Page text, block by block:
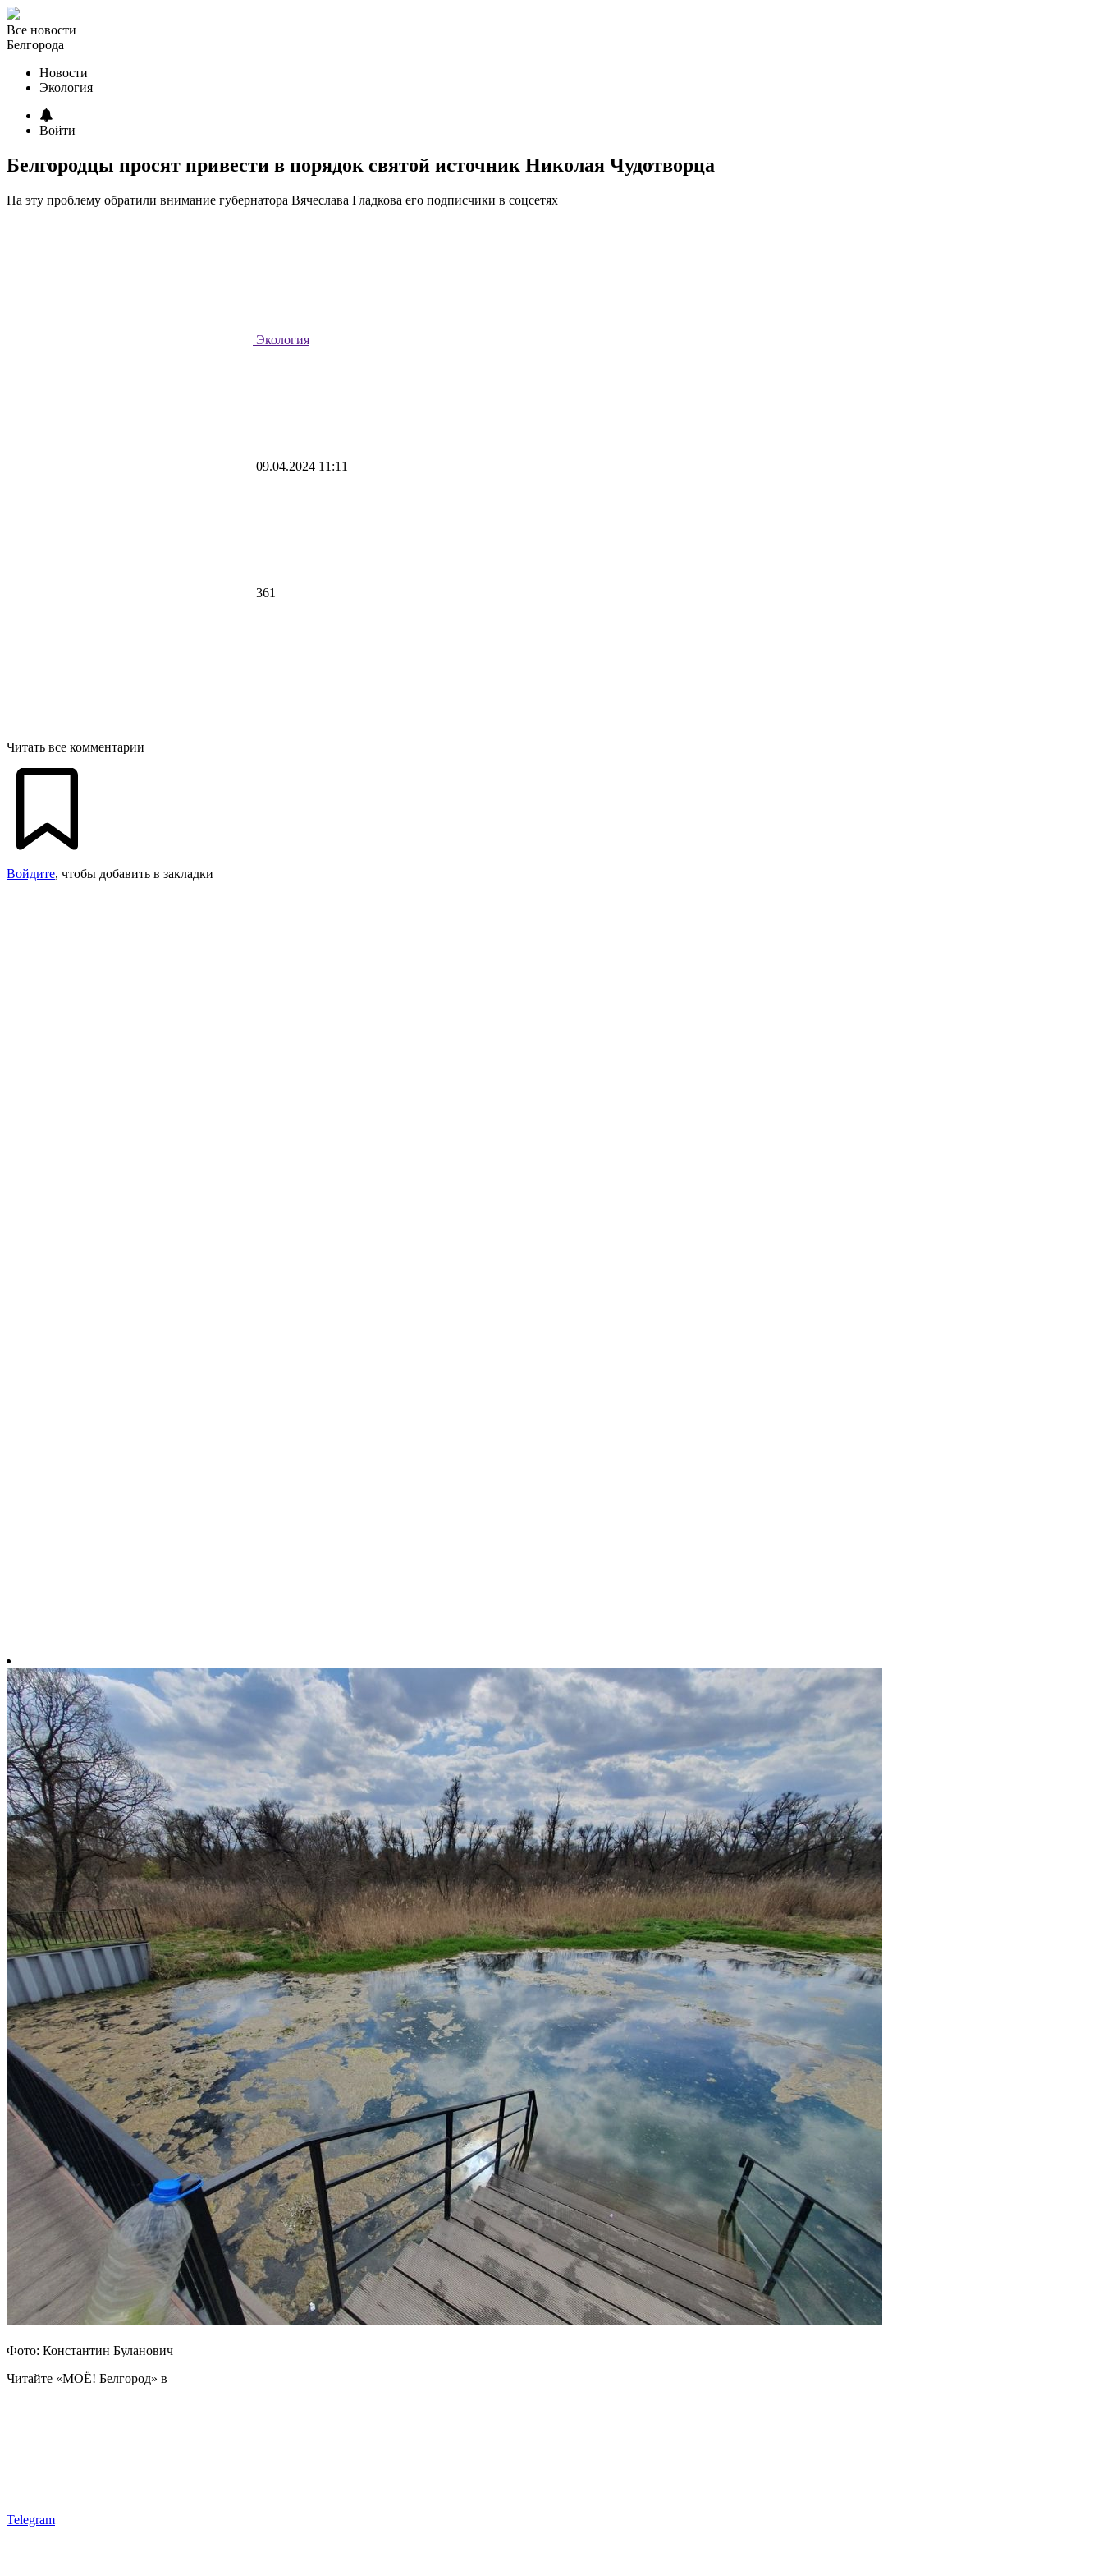
Все новости
Белгорода
Новости
Экология
Войти
Белгородцы просят привести в порядок святой источник Николая Чудотворца
На эту проблему обратили внимание губернатора Вячеслава Гладкова его подписчики в соцсетях
Экология
09.04.2024 11:11
361
Читать все комментарии
Войдите, чтобы добавить в закладки
Фото: Константин Буланович
Читайте «МОЁ! Белгород» в
Telegram